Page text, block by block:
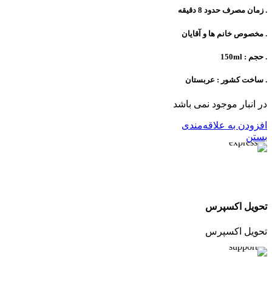
. زمان مصرف حدود 8 دقیقه
. مخصوص خانم ها و آقایان
. حجم : 150ml
. ساخت کشور : عربستان
در انبار موجود نمی باشد
افزودن به علاقه‌مندی
بستن
تحویل اکسپرس
تحویل اکسپرس